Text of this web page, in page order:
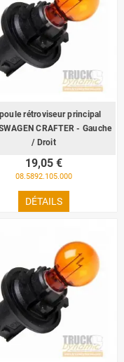
rétroviseur principal
CRAFTER - Gauche
/ Droit
19,05 €
08.5892.105.000
DÉTAILS